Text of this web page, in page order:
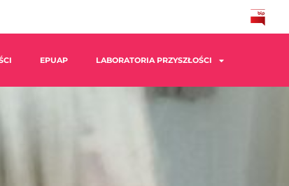
EPUAP LABORATORIA PRZYSZŁOŚCI